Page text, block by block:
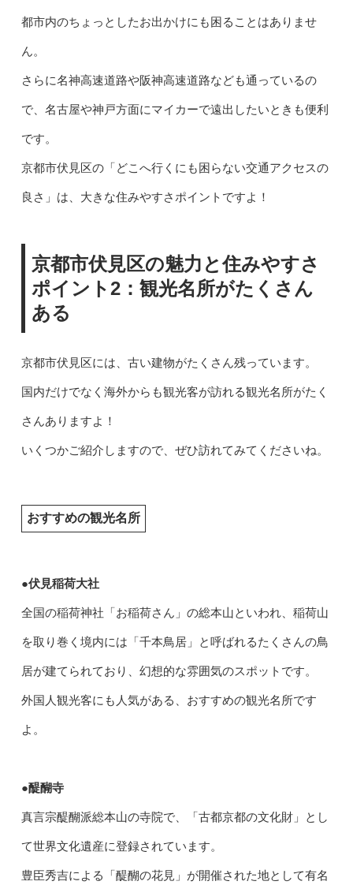
都市内のちょっとしたお出かけにも困ることはありませ
ん。
さらに名神高速道路や阪神高速道路なども通っているの
で、名古屋や神戸方面にマイカーで遠出したいときも便利
です。
京都市伏見区の「どこへ行くにも困らない交通アクセスの
良さ」は、大きな住みやすさポイントですよ！
京都市伏見区の魅力と住みやすさ
ポイント2：観光名所がたくさん
ある
京都市伏見区には、古い建物がたくさん残っています。
国内だけでなく海外からも観光客が訪れる観光名所がたく
さんありますよ！
いくつかご紹介しますので、ぜひ訪れてみてくださいね。
おすすめの観光名所
●伏見稲荷大社
全国の稲荷神社「お稲荷さん」の総本山といわれ、稲荷山
を取り巻く境内には「千本鳥居」と呼ばれるたくさんの鳥
居が建てられており、幻想的な雰囲気のスポットです。
外国人観光客にも人気がある、おすすめの観光名所です
よ。
●醍醐寺
真言宗醍醐派総本山の寺院で、「古都京都の文化財」とし
て世界文化遺産に登録されています。
豊臣秀吉による「醍醐の花見」が開催された地として有名